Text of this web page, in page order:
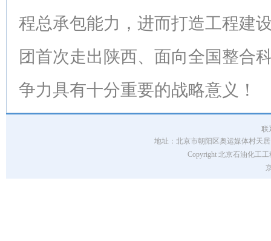
程总承包能力，进而打造工程建
团首次走出陕西、面向全国整合
争力具有十分重要的战略意义！
联
地址：北京市朝阳区奥运媒体村天
Copyright 北京石油化工